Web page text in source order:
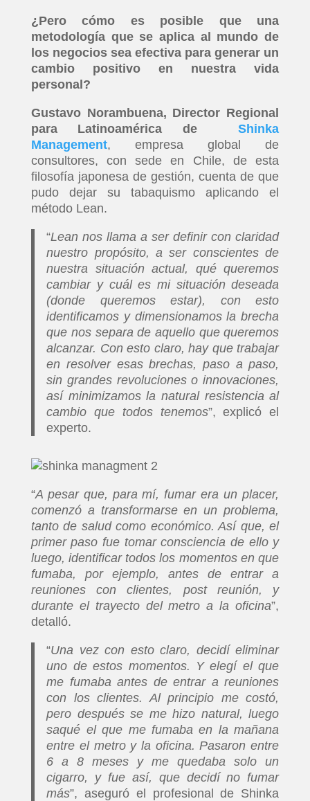
¿Pero cómo es posible que una
metodología que se aplica al mundo de
los negocios sea efectiva para generar un
cambio positivo en nuestra vida
personal?
Gustavo Norambuena, Director Regional
para Latinoamérica de
Shinka
Management, empresa global de
consultores, con sede en Chile, de esta
filosofía japonesa de gestión, cuenta de que
pudo dejar su tabaquismo aplicando el
método Lean.
“Lean nos llama a ser definir con claridad
nuestro propósito, a ser conscientes de
nuestra situación actual, qué queremos
cambiar y cuál es mi situación deseada
(donde queremos estar), con esto
identificamos y dimensionamos la brecha
que nos separa de aquello que queremos
alcanzar. Con esto claro, hay que trabajar
en resolver esas brechas, paso a paso,
sin grandes revoluciones o innovaciones,
así minimizamos la natural resistencia al
cambio que todos tenemos”, explicó el
experto.
“A pesar que, para mí, fumar era un placer,
comenzó a transformarse en un problema,
tanto de salud como económico. Así que, el
primer paso fue tomar consciencia de ello y
luego, identificar todos los momentos en que
fumaba, por ejemplo, antes de entrar a
reuniones con clientes, post reunión, y
durante el trayecto del metro a la oficina”,
detalló.
“Una vez con esto claro, decidí eliminar
uno de estos momentos. Y elegí el que
me fumaba antes de entrar a reuniones
con los clientes. Al principio me costó,
pero después se me hizo natural, luego
saqué el que me fumaba en la mañana
entre el metro y la oficina. Pasaron entre
6 a 8 meses y me quedaba solo un
cigarro, y fue así, que decidí no fumar
más”, aseguró el profesional de Shinka